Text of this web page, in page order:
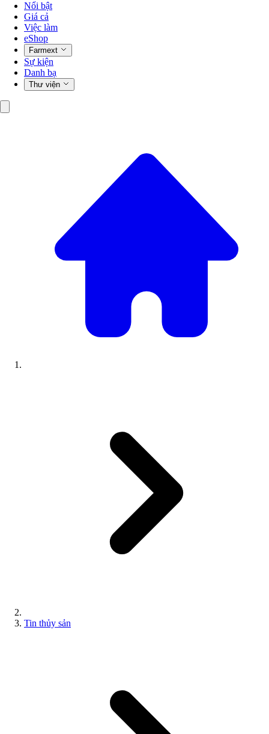
Nổi bật
Giá cả
Việc làm
eShop
Farmext
Sự kiện
Danh bạ
Thư viện
Tin thủy sản